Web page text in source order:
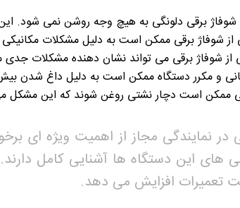
برقی دلونگی به هیچ وجه روشن نمی شود.
شوفاژ برقی ممکن است به دلیل مشکلات
از شوفاژ برقی می تواند نشان دهنده مشکلات جدی
و مکرر دستگاه ممکن است به دلیل داغ شدن
ممکن است دچار نشتی روغن شوند که این مشکل
در نمایندگی مجاز از اهمیت ویژه ای
های این دستگاه ها آشنایی کامل
تعمیرات افزایش می دهد.